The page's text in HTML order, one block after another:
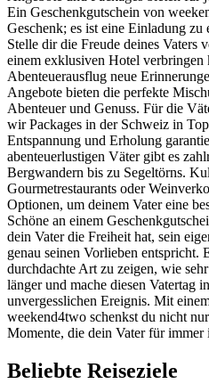
Ein Geschenkgutschein von
Geschenk; es ist eine Einladung
Stelle dir die Freude deines Vaters
einem exklusiven Hotel verbringen
Abenteuerausflug neue
Angebote bieten die perfekte
Abenteuer und Genuss. Für die
wir Packages in der Schweiz in
Entspannung und Erholung
abenteuerlustigen Väter gibt es
Bergwandern bis zu Segeltörns.
Gourmetrestaurants oder
Optionen, um deinem Vater eine
Schöne an einem
dein Vater die Freiheit hat, sein
genau seinen Vorlieben entspricht.
durchdachte Art zu zeigen, wie
länger und mache diesen Vatertag
unvergesslichen Ereignis. Mit
weekend4two schenkst du nicht
Momente, die dein Vater für
Beliebte Reiseziele